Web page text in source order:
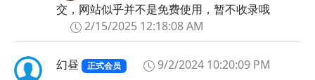
交，网站似乎并不是免费使用，暂不收录哦
2/15/2025 12:18:08 AM
幻昼 正式会员
9/2/2024 10:20:09 PM